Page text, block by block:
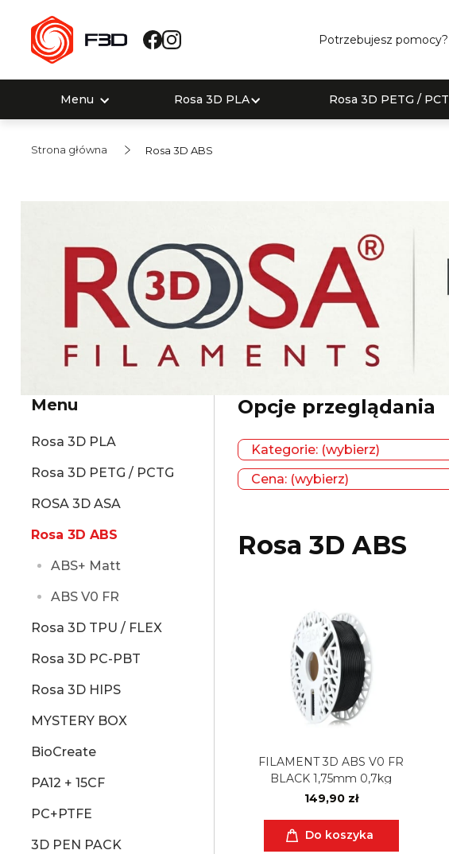
Potrzebujesz
Menu Rosa 3D PLA Rosa 3D PETG /
Strona główna Rosa 3D ABS
Menu
Rosa 3D PLA
Rosa 3D PETG / PCTG
ROSA 3D ASA
Rosa 3D ABS
ABS+ Matt
ABS V0 FR
Rosa 3D TPU / FLEX
Rosa 3D PC-PBT
Rosa 3D HIPS
MYSTERY BOX
BioCreate
PA12 + 15CF
PC+PTFE
3D PEN PACK
Opcje przeglądania
Kategorie: (wybierz)
Cena: (wybierz)
Rosa 3D ABS
FILAMENT 3D ABS V0 FR
BLACK 1,75mm 0,7kg
149,90 zł
Do koszyka